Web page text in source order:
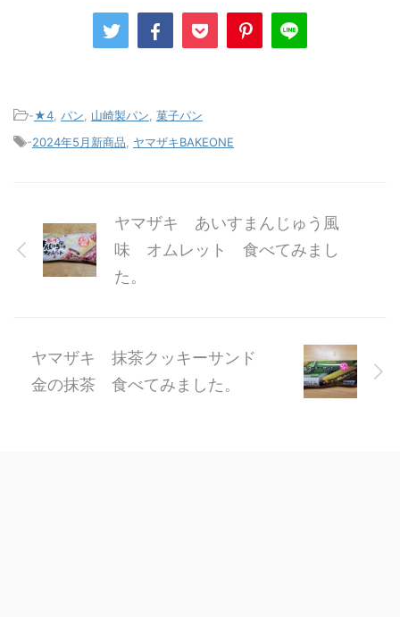
-★4 パン 山崎製パン 菓子パン
-2024年5月新商品 ヤマザキBAKEONE
ヤマザキ あいすまんじゅう風
味 オムレット 食べてみまし
た。
ヤマザキ 抹茶クッキーサンド
金の抹茶 食べてみました。